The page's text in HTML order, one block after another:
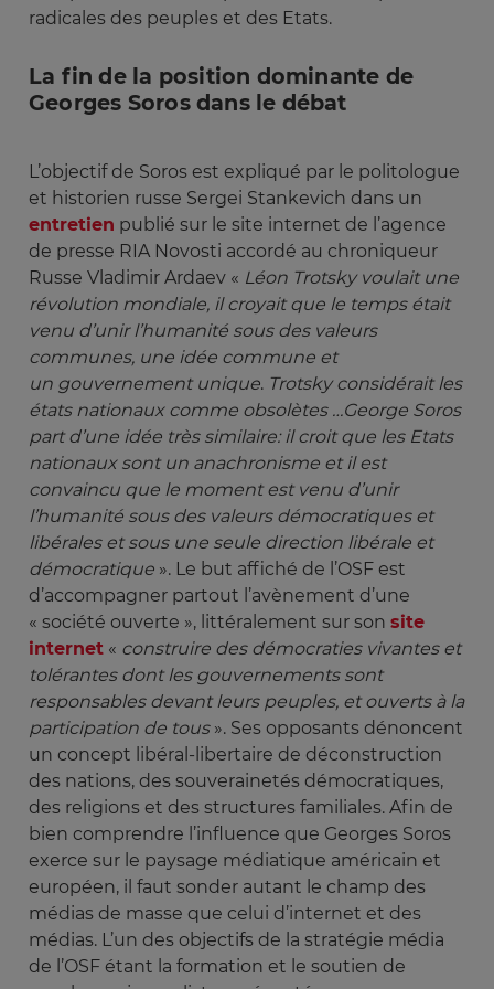
radicales des peuples et des Etats.
La fin de la position dominante de
Georges Soros dans le débat
L’objectif de Soros est expliqué par le politologue
et historien russe Sergei Stankevich dans un
entretien publié sur le site internet de l’agence
de presse RIA Novosti accordé au chroniqueur
Russe Vladimir Ardaev « Léon Trotsky voulait une
révolution mondiale, il croyait que le temps était
venu d’unir l’humanité sous des valeurs
communes, une idée commune et
un gouvernement unique. Trotsky considérait les
états nationaux comme obsolètes …George Soros
part d’une idée très similaire: il croit que les Etats
nationaux sont un anachronisme et il est
convaincu que le moment est venu d’unir
l’humanité sous des valeurs démocratiques et
libérales et sous une seule direction libérale et
démocratique ». Le but affiché de l’OSF est
d’accompagner partout l’avènement d’une
« société ouverte », littéralement sur son site
internet « construire des démocraties vivantes et
tolérantes dont les gouvernements sont
responsables devant leurs peuples, et ouverts à la
participation de tous». Ses opposants dénoncent
un concept libéral-libertaire de déconstruction
des nations, des souverainetés démocratiques,
des religions et des structures familiales. Afin de
bien comprendre l’influence que Georges Soros
exerce sur le paysage médiatique américain et
européen, il faut sonder autant le champ des
médias de masse que celui d’internet et des
médias. L’un des objectifs de la stratégie média
de l’OSF étant la formation et le soutien de